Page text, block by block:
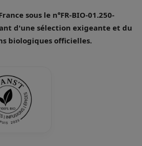
sous le n°FR-BIO-01.250-
d'une sélection exigeante et du
biologiques officielles.